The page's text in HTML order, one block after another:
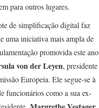
para outros lugares.
de simplificação digital faz
uma iniciativa mais ampla de
promovida este ano
von der Leyen, presidente
Europeia. Ele segue-se à
funcionários como a sua ex-